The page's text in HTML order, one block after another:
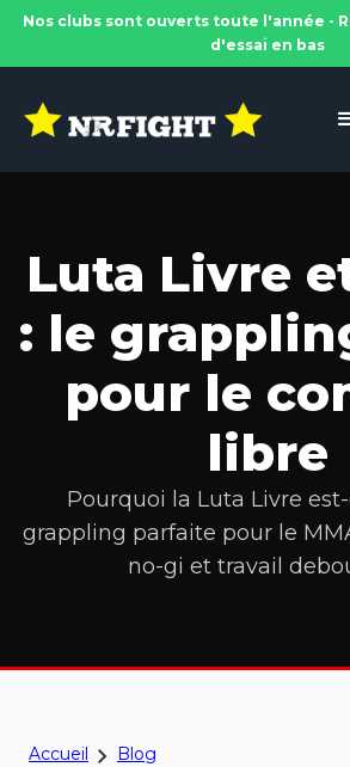
Nos clubs sont ouverts toute l'année -
d'essai en bas
Luta Livre
: le
pour le
libre
Pourquoi la Luta Livre
grappling parfaite pour le
no-gi et travail
Accueil Blog